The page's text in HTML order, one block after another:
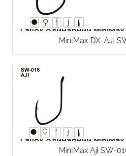
Гачок одинарний MiniMax
MiniMax DX-AJI
Гачок одинарний MiniMax
MiniMax Aji SW-